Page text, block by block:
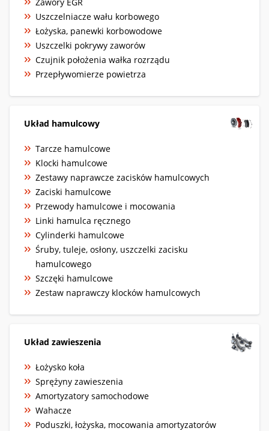
Uszczelniacze wału korbowego
Łożyska, panewki korbowodowe
Uszczelki pokrywy zaworów
Czujnik położenia wałka rozrządu
Przepływomierze powietrza
Układ hamulcowy
Tarcze hamulcowe
Klocki hamulcowe
Zestawy naprawcze zacisków hamulcowych
Zaciski hamulcowe
Przewody hamulcowe i mocowania
Linki hamulca ręcznego
Cylinderki hamulcowe
Śruby, tuleje, osłony, uszczelki zacisku
hamulcowego
Szczęki hamulcowe
Zestaw naprawczy klocków hamulcowych
Układ zawieszenia
Łożysko koła
Sprężyny zawieszenia
Amortyzatory samochodowe
Wahacze
Poduszki, łożyska, mocowania amortyzatorów